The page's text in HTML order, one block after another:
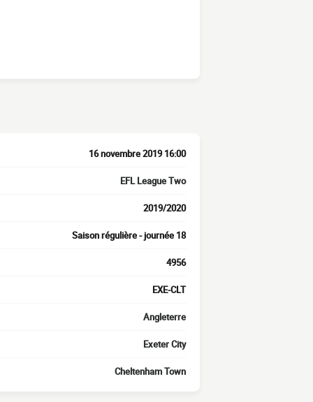
16 novembre 2019 16:00
EFL League Two
2019/2020
Saison régulière - journée 18
4956
EXE-CLT
Angleterre
Exeter City
Cheltenham Town